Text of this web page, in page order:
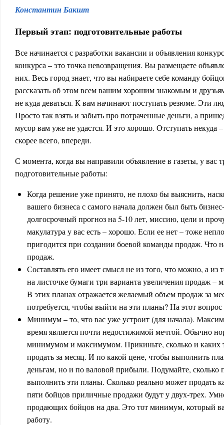
Константин Бакшт
Первый этап: подготовительные работы
Все начинается с разработки вакансии и объявления
конкурса – это точка невозвращения. Вы размещаете
них. Весь город знает, что вы набираете себе команду
рассказать об этом всем вашим хорошим знакомым и
не куда деваться. К вам начинают поступать резюме. Эти
Просто так взять и забыть про потраченные деньги, а
мусор вам уже не удастся. И это хорошо. Отступать некуда
скорее всего, впереди.
С момента, когда вы направили объявление в газеты, у вас
подготовительные работы:
Когда решение уже принято, не плохо бы выяснить,
вашего бизнеса с самого начала должен был быть
долгосрочный прогноз на 5-10 лет, миссию, цели и
макулатура у вас есть – хорошо. Если ее нет – тоже
пригодится при создании боевой команды продаж. Что
продаж.
Составлять его имеет смысл не из того, что можно, а из
на листочке бумаги три варианта увеличения продаж
В этих планах отражается желаемый объем продаж за
потребуется, чтобы выйти на эти планы? На этот
Минимум – то, что вас уже устроит (для начала).
время является почти недостижимой мечтой. Обычно
минимумом и максимумом. Прикиньте, сколько и каких
продать за месяц. И по какой цене, чтобы выполнить
деньгам, но и по валовой прибыли. Подумайте, сколько
выполнить эти планы. Сколько реально может продать
пяти бойцов приличные продажи будут у двух-трех.
продающих бойцов на два. Это тот минимум, который
работу.